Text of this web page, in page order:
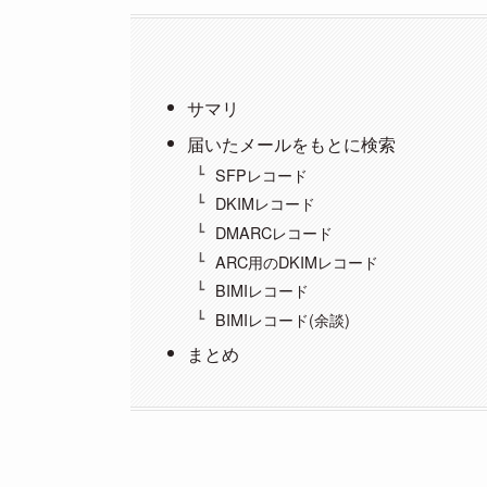
サマリ
届いたメールをもとに検索
SFPレコード
DKIMレコード
DMARCレコード
ARC用のDKIMレコード
BIMIレコード
BIMIレコード(余談)
まとめ